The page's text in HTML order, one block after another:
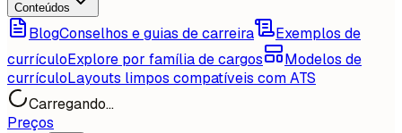
Conteúdos
BlogConselhos e guias de carreira
Exemplos de
currículoExplore por família de cargos
Modelos de
currículoLayouts limpos compatíveis com ATS
Carregando...
Preços